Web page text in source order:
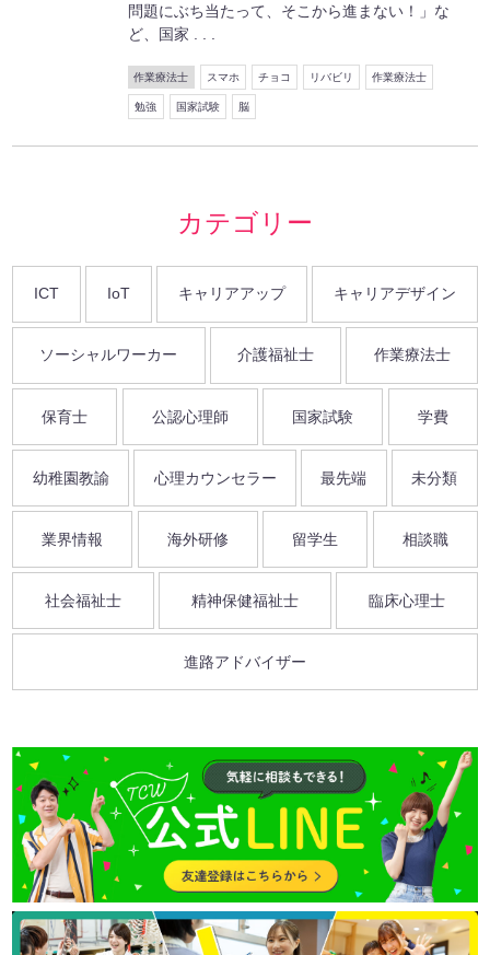
問題にぶち当たって、そこから進まない！」な
ど、国家 . . .
作業療法士 スマホ チョコ リバビリ 作業療法士
勉強 国家試験 脳
カテゴリー
ICT IoT キャリアアップ キャリアデザイン
ソーシャルワーカー 介護福祉士 作業療法士
保育士 公認心理師 国家試験 学費
幼稚園教諭 心理カウンセラー 最先端 未分類
業界情報 海外研修 留学生 相談職
社会福祉士 精神保健福祉士 臨床心理士
進路アドバイザー